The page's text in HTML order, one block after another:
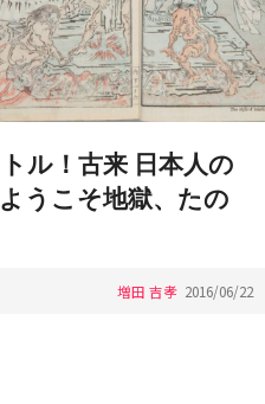
ル！古来 日本人の
うこそ地獄、たの
増田 吉孝 2016/06/22